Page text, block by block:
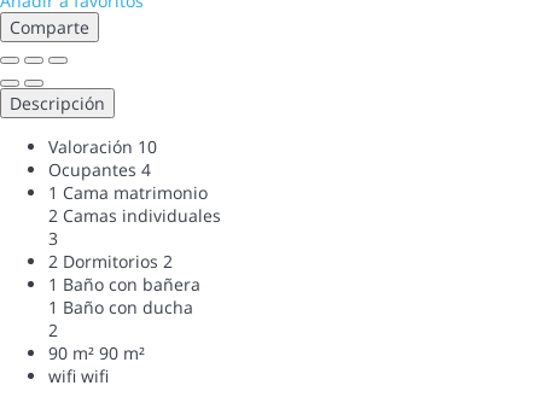
Comparte
Descripción
Valoración 10
Ocupantes 4
1 Cama matrimonio
2 Camas individuales
3
2 Dormitorios 2
1 Baño con bañera
1 Baño con ducha
2
90 m² 90 m²
wifi wifi